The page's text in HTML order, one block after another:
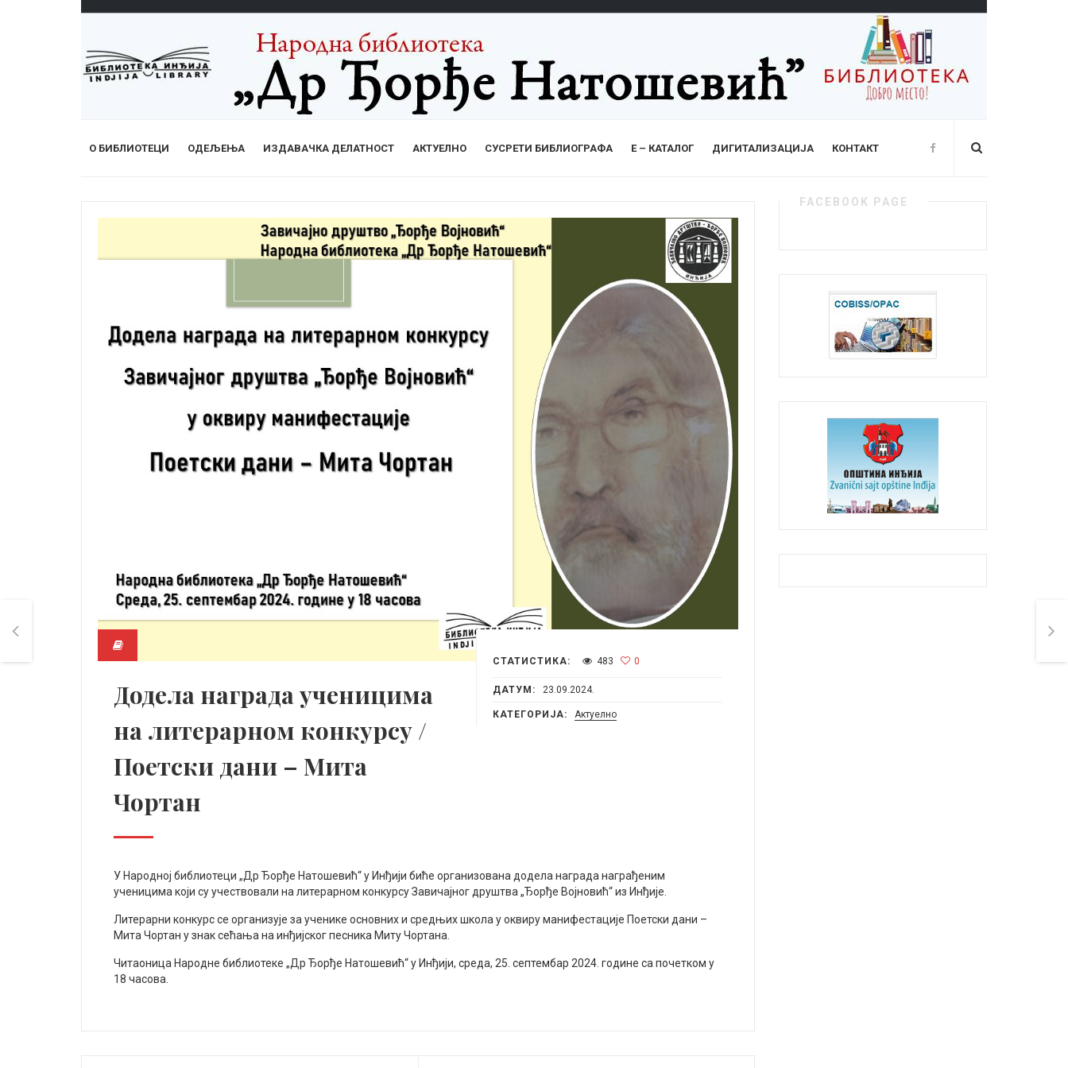
О БИБЛИОТЕЦИ ОДЕЉЕЊА ИЗДАВАЧКА ДЕЛАТНОСТ АКТУЕЛНО СУСРЕТИ БИБЛИОГРАФА Е – КАТАЛОГ ДИГИТАЛИЗАЦИЈА КОНТАКТ
СТАТИСТИКА: 483 0
ДАТУМ: 23.09.2024.
КАТЕГОРИЈА: Актуелно
Додела награда ученицима
на литерарном конкурсу /
Поетски дани – Мита
Чортан
У Народној библиотеци „Др Ђорђе Натошевић“ у Инђији биће организована додела награда награђеним
ученицима који су учествовали на литерарном конкурсу Завичајног друштва „Ђорђе Војновић“ из Инђије.
Литерарни конкурс се организује за ученике основних и средњих школа у оквиру манифестације Поетски дани –
Мита Чортан у знак сећања на инђијског песника Миту Чортана.
Читаоница Народне библиотеке „Др Ђорђе Натошевић“ у Инђији, среда, 25. септембар 2024. године са почетком у
18 часова.
FACEBOOK PAGE